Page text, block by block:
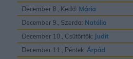
December 8., Kedd: Mária
December 9., Szerda: Natália
December 10., Csütörtök: Judit
December 11., Péntek: Árpád